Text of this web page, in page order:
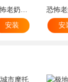
安装
安